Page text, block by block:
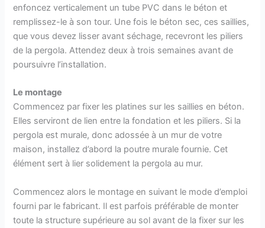
enfoncez verticalement un tube PVC dans le béton et
remplissez-le à son tour. Une fois le béton sec, ces saillies,
que vous devez lisser avant séchage, recevront les piliers
de la pergola. Attendez deux à trois semaines avant de
poursuivre l’installation.
Le montage
Commencez par fixer les platines sur les saillies en béton.
Elles serviront de lien entre la fondation et les piliers. Si la
pergola est murale, donc adossée à un mur de votre
maison, installez d’abord la poutre murale fournie. Cet
élément sert à lier solidement la pergola au mur.
Commencez alors le montage en suivant le mode d’emploi
fourni par le fabricant. Il est parfois préférable de monter
toute la structure supérieure au sol avant de la fixer sur les